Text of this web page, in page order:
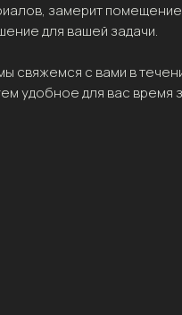
замерит помещение
для вашей задачи.
свяжемся с вами в
удобное для вас время